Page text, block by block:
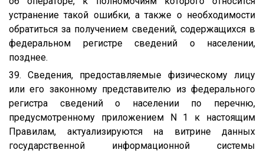
устранение такой ошибки, а также о необходимости
обратиться за получением сведений, содержащихся в
федеральном регистре сведений о населении,
позднее.
39. Сведения, предоставляемые физическому лицу
или его законному представителю из федерального
регистра сведений о населении по перечню,
предусмотренному приложением N 1 к настоящим
Правилам, актуализируются на витрине данных
государственной информационной системы